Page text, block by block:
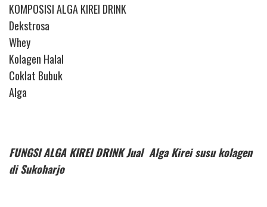
KOMPOSISI ALGA KIREI DRINK
Dekstrosa
Whey
Kolagen Halal
Coklat Bubuk
Alga
FUNGSI ALGA KIREI DRINK Jual Alga Kirei susu kolagen
di Sukoharjo